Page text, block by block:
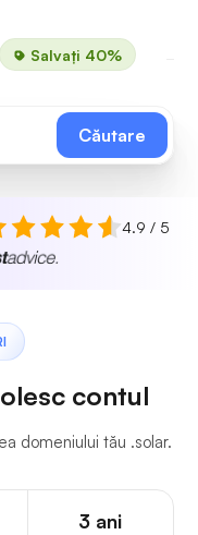
Salvați 40%
Căutare
4.9 / 5
contul
domeniului tău .solar.
3 ani